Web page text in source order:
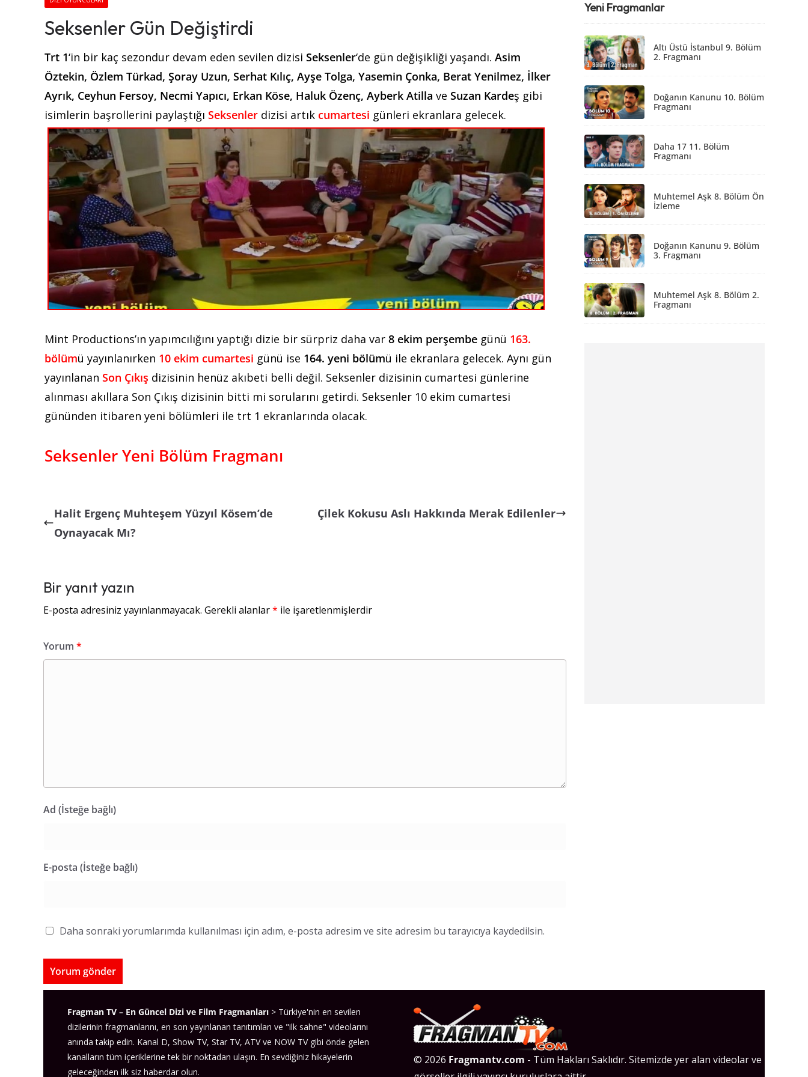
Seksenler Gün Değiştirdi
Trt 1‘in bir kaç sezondur devam eden sevilen dizisi Seksenler‘de gün değişikliği yaşandı. Asim
Öztekin, Özlem Türkad, Şoray Uzun, Serhat Kılıç, Ayşe Tolga, Yasemin Çonka, Berat Yenilmez, İlker
Ayrık, Ceyhun Fersoy, Necmi Yapıcı, Erkan Köse, Haluk Özenç, Ayberk Atilla ve Suzan Kardeş gibi
isimlerin başrollerini paylaştığı Seksenler dizisi artık cumartesi günleri ekranlara gelecek.
Mint Productions’ın yapımcılığını yaptığı dizie bir sürpriz daha var 8 ekim perşembe günü 163.
bölümü yayınlanırken 10 ekim cumartesi günü ise 164. yeni bölümü ile ekranlara gelecek. Aynı gün
yayınlanan Son Çıkış dizisinin henüz akıbeti belli değil. Seksenler dizisinin cumartesi günlerine
alınması akıllara Son Çıkış dizisinin bitti mi sorularını getirdi. Seksenler 10 ekim cumartesi
gününden itibaren yeni bölümleri ile trt 1 ekranlarında olacak.
Seksenler Yeni Bölüm Fragmanı
Halit Ergenç Muhteşem Yüzyıl Kösem’de
Oynayacak Mı?
Çilek Kokusu Aslı Hakkında Merak Edilenler
Bir yanıt yazın
E-posta adresiniz yayınlanmayacak. Gerekli alanlar* ile işaretlenmişlerdir
Yorum *
Ad (İsteğe bağlı)
E-posta (İsteğe bağlı)
Daha sonraki yorumlarımda kullanılması için adım, e-posta adresim ve site adresim bu tarayıcıya kaydedilsin.
Yeni Fragmanlar
Altı Üstü İstanbul 9. Bölüm
2. Fragmanı
Doğanın Kanunu 10. Bölüm
Fragmanı
Daha 17 11. Bölüm
Fragmanı
Muhtemel Aşk 8. Bölüm Ön
İzleme
Doğanın Kanunu 9. Bölüm
3. Fragmanı
Muhtemel Aşk 8. Bölüm 2.
Fragmanı
Fragman TV – En Güncel Dizi ve Film Fragmanları > Türkiye'nin en sevilen
dizilerinin fragmanlarını, en son yayınlanan tanıtımları ve "ilk sahne" videolarını
anında takip edin. Kanal D, Show TV, Star TV, ATV ve NOW TV gibi önde gelen
kanalların tüm içeriklerine tek bir noktadan ulaşın. En sevdiğiniz hikayelerin
geleceğinden ilk siz haberdar olun.
© 2026 Fragmantv.com - Tüm Hakları Saklıdır. Sitemizde yer alan videolar ve